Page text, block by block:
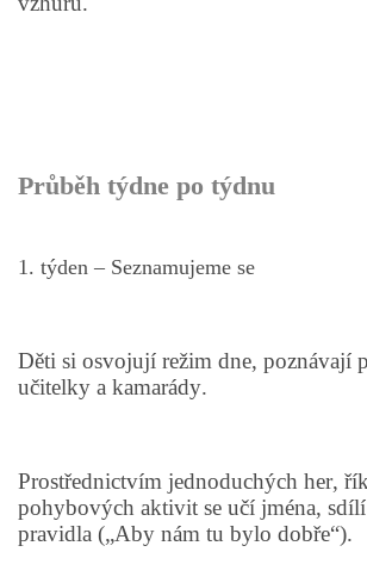
POHYBOVÉ AKTIVITY NA TÉMA ZIMA
VZDĚLÁVACÍ PLÁN OD ZÁŘÍ DO ČERVNA
SMYSLOVÁ AKTIVITA
MONTESSORI AKTIVITA
JÓGOVÉ CVIČENÍ, TYPY, RADY, RECENZE
Průběh týdne po týdnu
1. týden – Seznamujeme se
Děti si osvojují režim dne, poznávají
učitelky a kamarády.
Prostřednictvím jednoduchých her,
pohybových aktivit se učí jména,
pravidla („Aby nám tu bylo dobře“).